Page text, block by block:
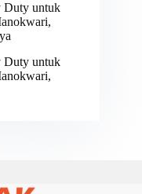
Duty untuk
Duty untuk